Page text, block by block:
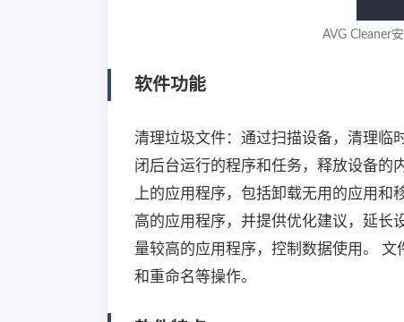
AVG Cleaner
软件功能
清理垃圾文件：通过扫描设备，清理临
闭后台运行的程序和任务，释放设备的
上的应用程序，包括卸载无用的应用
高的应用程序，并提供优化建议，延长
量较高的应用程序，控制数据使用。
和重命名等操作。